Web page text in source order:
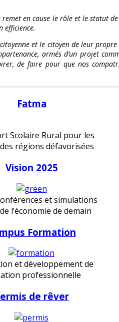
en cause le rôle et le statut
efficience.
et le citoyen de leur
armés d’un projet
de faire pour que nos
Fatma
Scolaire Rural pour les
régions défavorisées
Vision 2025
et simulations
l’économie de demain
Formation
et développement de
professionnelle
de rêver